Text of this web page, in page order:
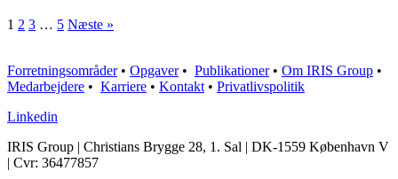
1 2 3 … 5 Næste »
Forretningsområder• Opgaver• Publikationer• Om IRIS Group •
Medarbejdere • Karriere • Kontakt • Privatlivspolitik
Linkedin
IRIS Group | Christians Brygge 28, 1. Sal | DK-1559 København V
| Cvr: 36477857